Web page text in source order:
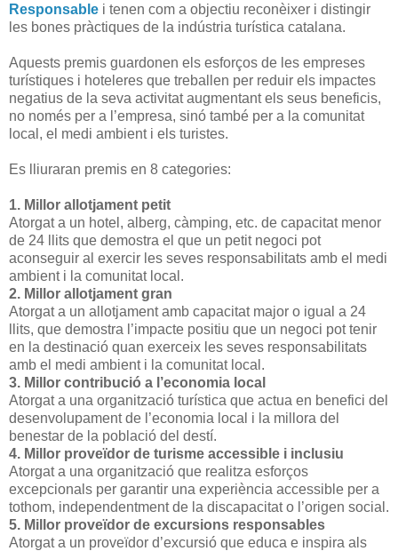
Responsable i tenen com a objectiu reconèixer i distingir
les bones pràctiques de la indústria turística catalana.
Aquests premis guardonen els esforços de les empreses
turístiques i hoteleres que treballen per reduir els impactes
negatius de la seva activitat augmentant els seus beneficis,
no només per a l’empresa, sinó també per a la comunitat
local, el medi ambient i els turistes.
Es lliuraran premis en 8 categories:
1. Millor allotjament petit
Atorgat a un hotel, alberg, càmping, etc. de capacitat menor
de 24 llits que demostra el que un petit negoci pot
aconseguir al exercir les seves responsabilitats amb el medi
ambient i la comunitat local.
2. Millor allotjament gran
Atorgat a un allotjament amb capacitat major o igual a 24
llits, que demostra l’impacte positiu que un negoci pot tenir
en la destinació quan exerceix les seves responsabilitats
amb el medi ambient i la comunitat local.
3. Millor contribució a l’economia local
Atorgat a una organització turística que actua en benefici del
desenvolupament de l’economia local i la millora del
benestar de la població del destí.
4. Millor proveïdor de turisme accessible i inclusiu
Atorgat a una organització que realitza esforços
excepcionals per garantir una experiència accessible per a
tothom, independentment de la discapacitat o l’origen social.
5. Millor proveïdor de excursions responsables
Atorgat a un proveïdor d’excursió que educa e inspira als